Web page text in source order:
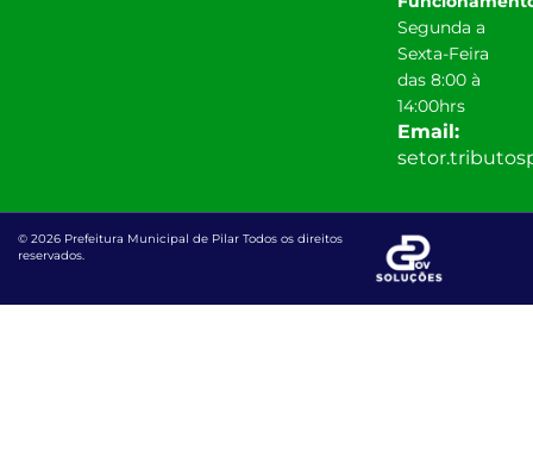
Segunda a
Sexta-Feira
das 8:00 à
14:00hrs
Email:
© 2026 Prefeitura Municipal de Pilar Todos os direitos
reservados.